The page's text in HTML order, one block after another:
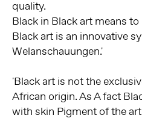
quality.
Black in Black art means
Black art is an innovative
Welanschauungen.
Black art is not the
African origin. As A fact
with skin Pigment of the